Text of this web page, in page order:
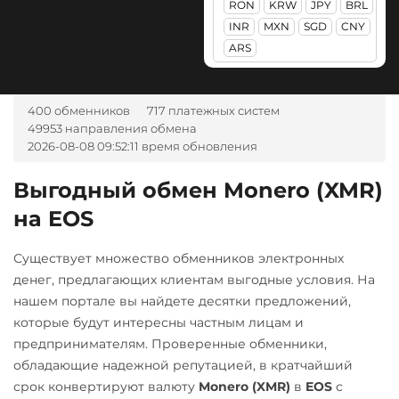
Tron (TRX)
TrueUSD (TUSD)
TRUMP
ERC20
USD Coin (USDC)
ERC20 BEP20
SOL
Polygon
ARB OP
VeChain (VET)
KuCoin Token (KCS)
Kusama (KSM)
Litecoin (LTC)
Maker (MKR)
NEO
ONDO
Optimism (OP)
PancakeSwap (CAKE)
Pax Dollar (USDP)
Авангард RUB
Ак Барс Банк RUB
RUB
UAH
Беларусбанк BYN
ВТБ Банк RUB
ЕРИП Расчет BYN
Карта Unionpay CNY
Карта UZCARD UZS
Карта МИР RUB
RON
KRW JPY
BRL
INR
MXN SGD
CNY
ARS
400 обменников
717 платежных систем
49953 направления обмена
2026-08-08 09:52:11 время обновления
Выгодный обмен Monero (XMR)
на EOS
Существует множество обменников электронных
денег, предлагающих клиентам выгодные условия. На
нашем портале вы найдете десятки предложений,
которые будут интересны частным лицам и
предпринимателям. Проверенные обменники,
обладающие надежной репутацией, в кратчайший
срок конвертируют валюту Monero (XMR) в EOS с